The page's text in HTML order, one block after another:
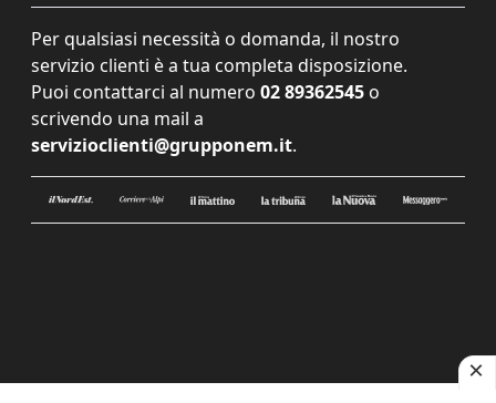
Per qualsiasi necessità o domanda, il nostro
servizio clienti è a tua completa disposizione.
Puoi contattarci al numero 02 89362545 o
scrivendo una mail a
servizioclienti@grupponem.it.